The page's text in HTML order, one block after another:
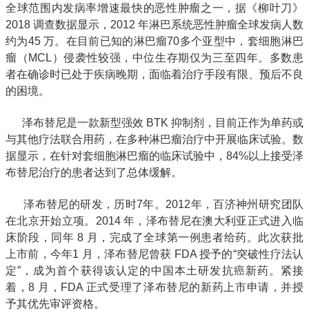
全球范围内发病率增速最快的恶性肿瘤之一，据《柳叶刀》
2018 调查数据显示，2012 年淋巴系统恶性肿瘤全球发病人数
约为45 万。在目前已知的淋巴瘤70多个亚型中，套细胞淋巴
瘤（MCL）侵袭性较强，中位生存期仅为三至四年。多数患
者在确诊时已处于疾病晚期，面临着治疗手段有限、预后不良
的困境。
泽布替尼是一款新型强效 BTK 抑制剂，目前正作为单药或
与其他疗法联合用药，在多种淋巴瘤治疗中开展临床试验。数
据显示，在针对套细胞淋巴瘤的临床试验中，84%以上接受泽
布替尼治疗的患者达到了总体缓解。
泽布替尼的研发，历时7年。2012年，百济神州研究团队
在北京开始立项。2014 年，泽布替尼在澳大利亚正式进入临
床阶段，同年 8 月，完成了全球第一例患者给药。此次获批
上市前，今年1 月，泽布替尼曾获 FDA 授予的“突破性疗法认
定”，成为首个获得该认定的中国本土研发抗癌新药。紧接
着，8 月，FDA 正式受理了泽布替尼的新药上市申请，并授
予其优先审评资格。